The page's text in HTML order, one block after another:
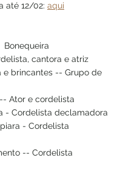
até 12/02: aqui
Bonequeira
cantora e atriz
e brincantes -- Grupo de
Ator e cordelista
- Cordelista declamadora
- Cordelista
-- Cordelista